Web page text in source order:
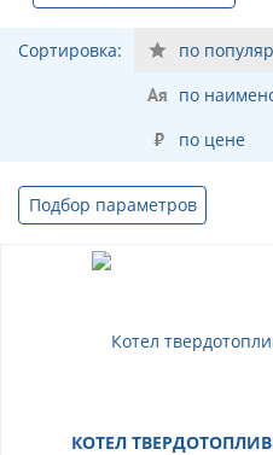
Сортировка:
по
по
по цене
Подбор параметров
КОТЕЛ